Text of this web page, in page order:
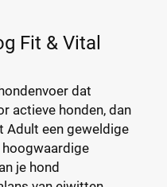
Fit & Vital
dat
actieve honden, dan
Adult een geweldige
hoogwaardige
je hond